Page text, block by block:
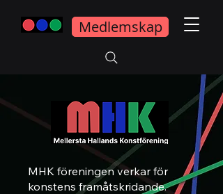
Medlemskap
MHK föreningen verkar för
konstens framåtskridande.